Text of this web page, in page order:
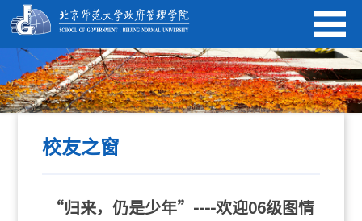
校友之窗
“归来，仍是少年”----欢迎06级图情